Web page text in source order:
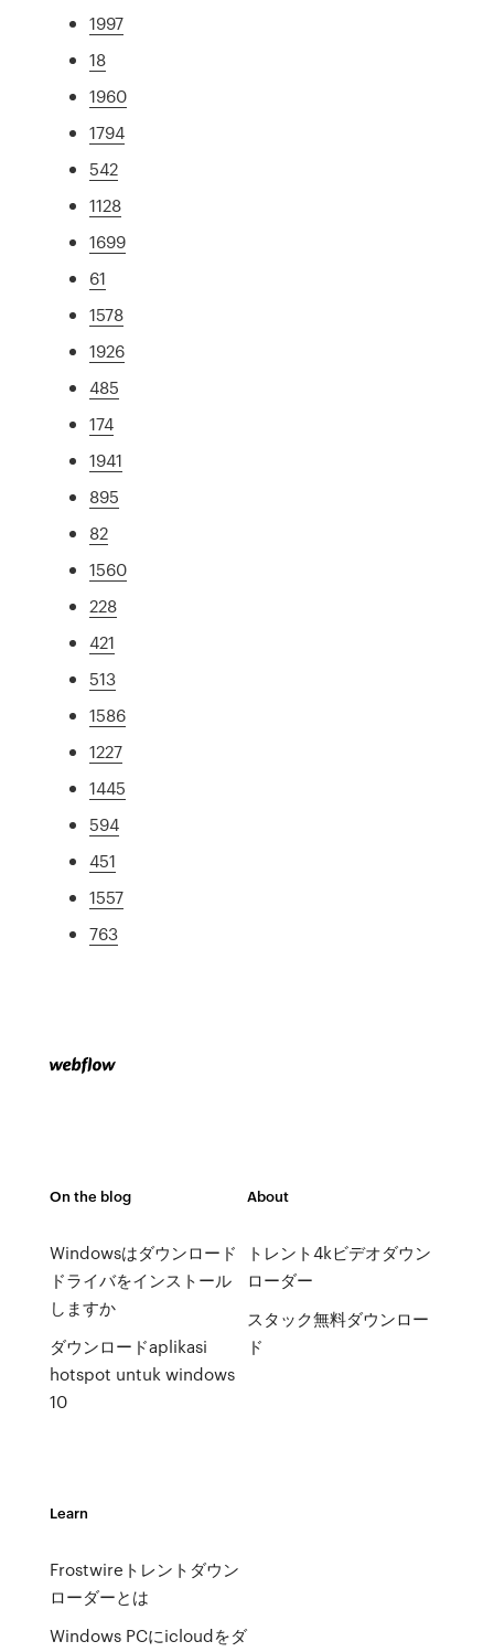
1997
18
1960
1794
542
1128
1699
61
1578
1926
485
174
1941
895
82
1560
228
421
513
1586
1227
1445
594
451
1557
763
On the blog
Windowsはダウンロード
ドライバをインストール
しますか
ダウンロードaplikasi
hotspot untuk windows
10
About
トレント4kビデオダウン
ローダー
スタック無料ダウンロー
ド
Learn
Frostwireトレントダウン
ローダーとは
Windows PCにicloudをダ